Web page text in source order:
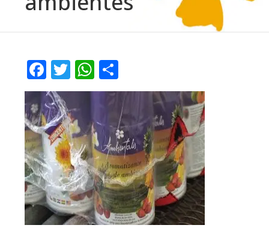
Facebook
TwitterWhatsApp